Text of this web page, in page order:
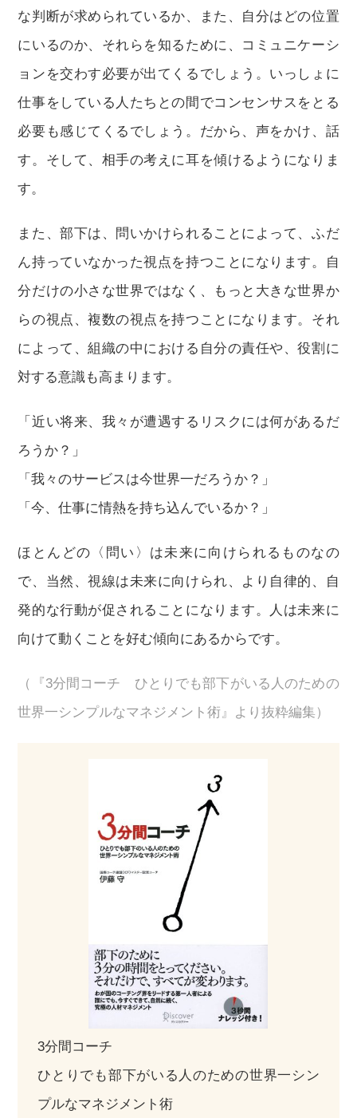
な判断が求められているか、また、自分はどの位置
にいるのか、それらを知るために、コミュニケーシ
ョンを交わす必要が出てくるでしょう。いっしょに
仕事をしている人たちとの間でコンセンサスをとる
必要も感じてくるでしょう。だから、声をかけ、話
す。そして、相手の考えに耳を傾けるようになりま
す。
また、部下は、問いかけられることによって、ふだ
ん持っていなかった視点を持つことになります。自
分だけの小さな世界ではなく、もっと大きな世界か
らの視点、複数の視点を持つことになります。それ
によって、組織の中における自分の責任や、役割に
対する意識も高まります。
「近い将来、我々が遭遇するリスクには何があるだ
ろうか？」
「我々のサービスは今世界一だろうか？」
「今、仕事に情熱を持ち込んでいるか？」
ほとんどの〈問い〉は未来に向けられるものなの
で、当然、視線は未来に向けられ、より自律的、自
発的な行動が促されることになります。人は未来に
向けて動くことを好む傾向にあるからです。
（『3分間コーチ ひとりでも部下がいる人のための
世界一シンプルなマネジメント術』より抜粋編集）
3分間コーチ
ひとりでも部下がいる人のための世界一シン
プルなマネジメント術